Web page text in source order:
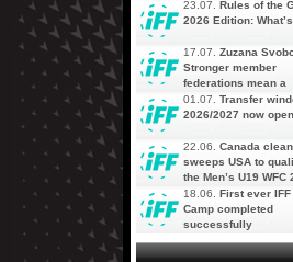
AOFC Qualifiers
simultaneously
23.07. Rules of the
2026 Edition:
17.07. Zuzana
Stronger member
federations mean a
stronger future for
01.07. Transfer
2026/2027 now
22.06. Canada clean
sweeps USA to
the Men’s U19 WFC
18.06. First ever IFF
Camp completed
successfully